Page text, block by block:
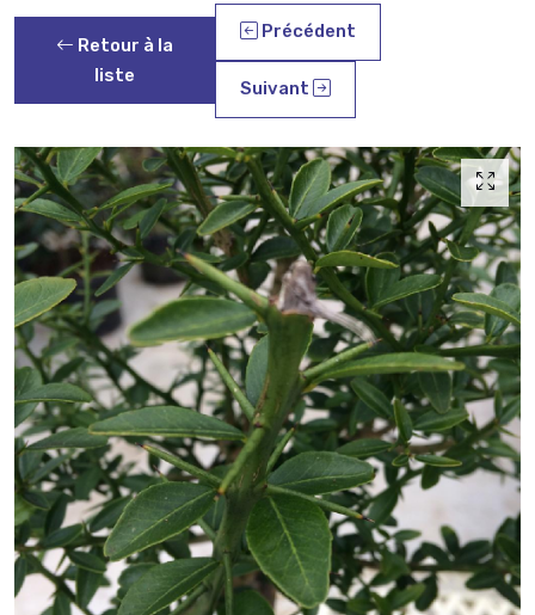
Retour à la
liste
Précédent
Suivant